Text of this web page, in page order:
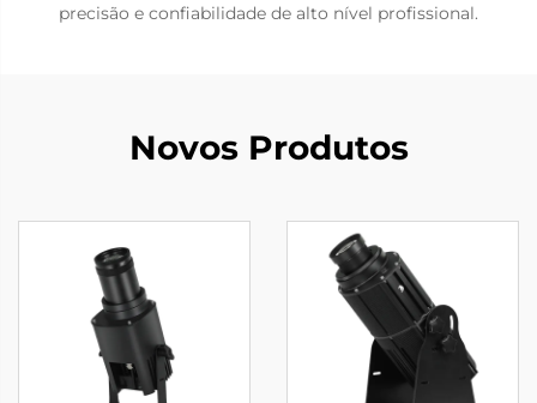
precisão e confiabilidade de alto nível profissional.
Novos Produtos